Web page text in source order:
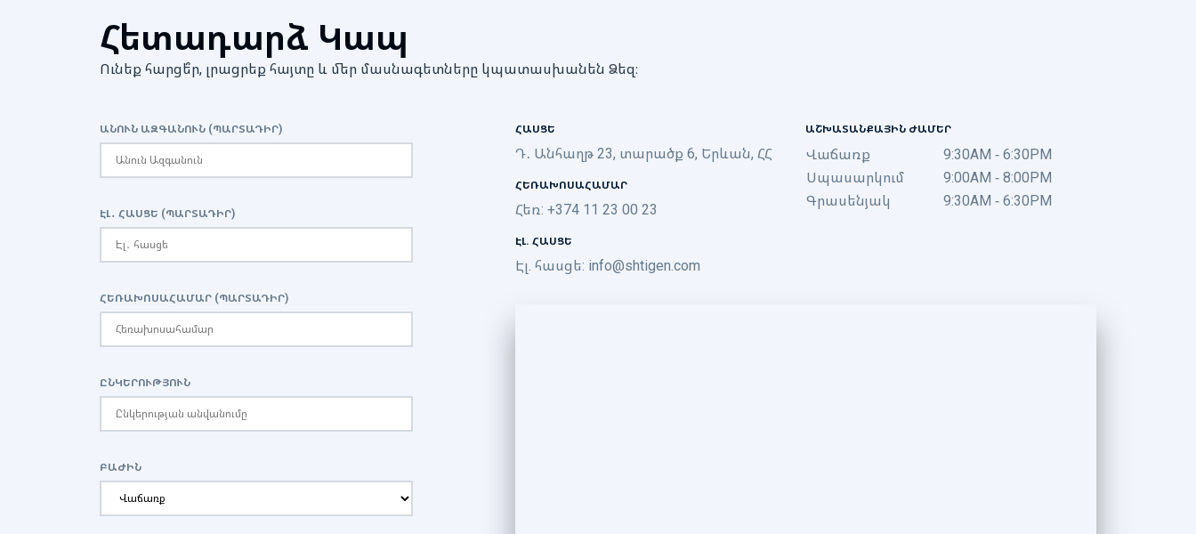
Հետադարձ Կապ
Ունեք հարցե՞ր, լրացրեք հայտը և մեր մասնագետները կպատասխանեն Ձեզ։
ԱՆՈՒՆ ԱԶԳԱՆՈՒՆ (ՊԱՐՏԱԴԻՐ)
ԷԼ․ ՀԱՍՑԵ (ՊԱՐՏԱԴԻՐ)
ՀԵՌԱԽՈՍԱՀԱՄԱՐ (ՊԱՐՏԱԴԻՐ)
ԸՆԿԵՐՈՒԹՅՈՒՆ
ԲԱԺԻՆ
ՀԱՍՑԵ
Դ․ Անհաղթ 23, տարածք 6, Երևան, ՀՀ
ՀԵՌԱԽՈՍԱՀԱՄԱՐ
Հեռ: +374 11 23 00 23
ԷԼ. ՀԱՍՑԵ
Էլ. հասցե: info@shtigen.com
ԱՇԽԱՏԱՆՔԱՅԻՆ ԺԱՄԵՐ
Վաճառք
9:30AM - 6:30PM
Սպասարկում
9:00AM - 8:00PM
Գրասենյակ
9:30AM - 6:30PM